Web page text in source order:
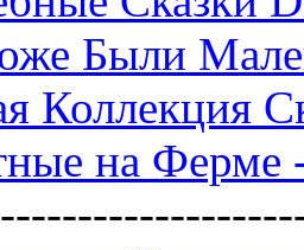
Были
Коллекция
на Ферме